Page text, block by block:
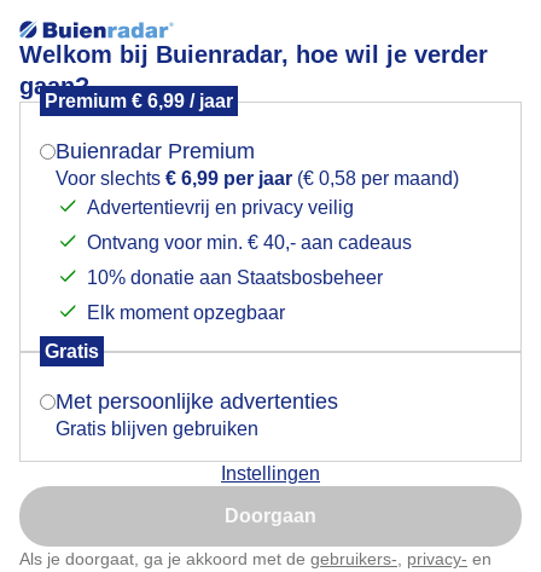
Welkom bij Buienradar, hoe wil je verder
gaan?
Premium € 6,99 / jaar
Buienradar Premium
Voor slechts € 6,99 per jaar (€ 0,58 per maand)
Advertentievrij en privacy veilig
Ontvang voor min. € 40,- aan cadeaus
10% donatie aan Staatsbosbeheer
Elk moment opzegbaar
Gratis
Met persoonlijke advertenties
Gratis blijven gebruiken
Instellingen
Doorgaan
Als je doorgaat, ga je akkoord met de gebruikers- privacy- en
wisselende bewolking in Heemskerk vandaag
wisselende bewolking in Heemskerk vandaag
Mogen we je locatie gebruiken voor het
Indien je hier nog geen akkoord op hebt gegeven,
verschijnt er zo een pop-up uit je browser waarin
Is goed, toon de popup
Nu niet, misschien later
Klik hierom dit aan te passen